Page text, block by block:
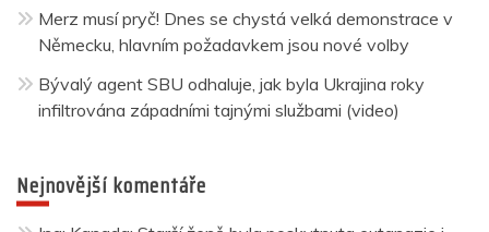
Merz musí pryč! Dnes se chystá velká demonstrace v
Německu, hlavním požadavkem jsou nové volby
Bývalý agent SBU odhaluje, jak byla Ukrajina roky
infiltrována západními tajnými službami (video)
Nejnovější komentáře